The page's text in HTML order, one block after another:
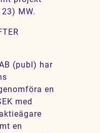
MW.
(publ) har
en
med
en